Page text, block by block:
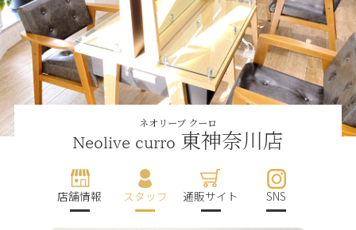
ネオリーブ クーロ
Neolive curro 東神奈川店
店舗情報 スタッフ 通販サイト SNS